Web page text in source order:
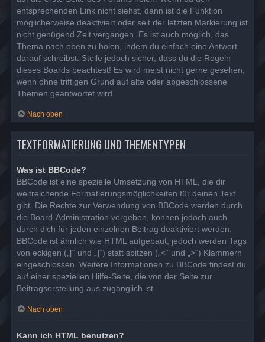
entsprechenden Link nicht siehst, dann ist die Funktion
möglicherweise deaktiviert oder seit der letzten Markierung ist
nicht genügend Zeit vergangen. Es ist auch möglich, das
Thema nach oben zu holen, indem du einfach eine Antwort
darauf schreibst. Stelle jedoch sicher, dass du die Regeln
dieses Boards beachtest! Es wird meist nicht gerne gesehen,
wenn ohne triftigen Grund auf alte oder abgeschlossene
Themen geantwortet wird.
Nach oben
TEXTFORMATIERUNG UND THEMENTYPEN
Was ist BBCode?
BBCode ist eine spezielle Umsetzung von HTML, die dir
weitreichende Formatierungsmöglichkeiten für deinen Text
gibt. Die Rechte zur Verwendung von BBCode werden durch
die Board-Administration vergeben, können jedoch auch
durch dich für jeden einzelnen Beitrag deaktiviert werden.
BBCode ist ähnlich wie HTML aufgebaut, jedoch werden Tags
von eckigen („[“ und „]“) statt spitzen („<“ und „>“) Klammern
eingeschlossen. Weitere Informationen zu BBCode findest du
auf einer speziellen Hilfe-Seite, die von der Seite zur
Beitragserstellung aus zugänglich ist.
Nach oben
Kann ich HTML benutzen?